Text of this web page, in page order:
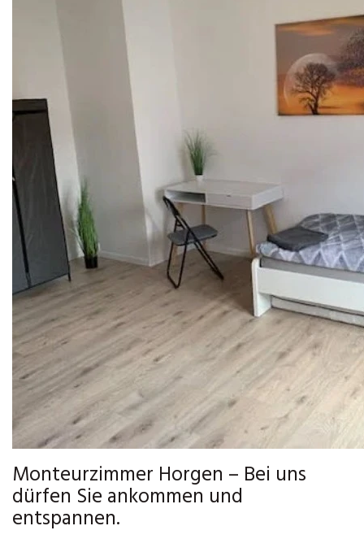
Monteurzimmer Horgen – Bei uns
dürfen Sie ankommen und
entspannen.